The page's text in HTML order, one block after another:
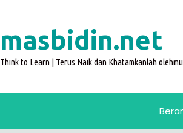
masbidin.net
Think to Learn | Terus Naik dan Khatamkanlah